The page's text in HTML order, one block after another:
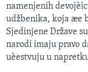
namenjenih
udžbenika, koja æe
Sjedinjene Države
narodi imaju pravo
uèestvuju u